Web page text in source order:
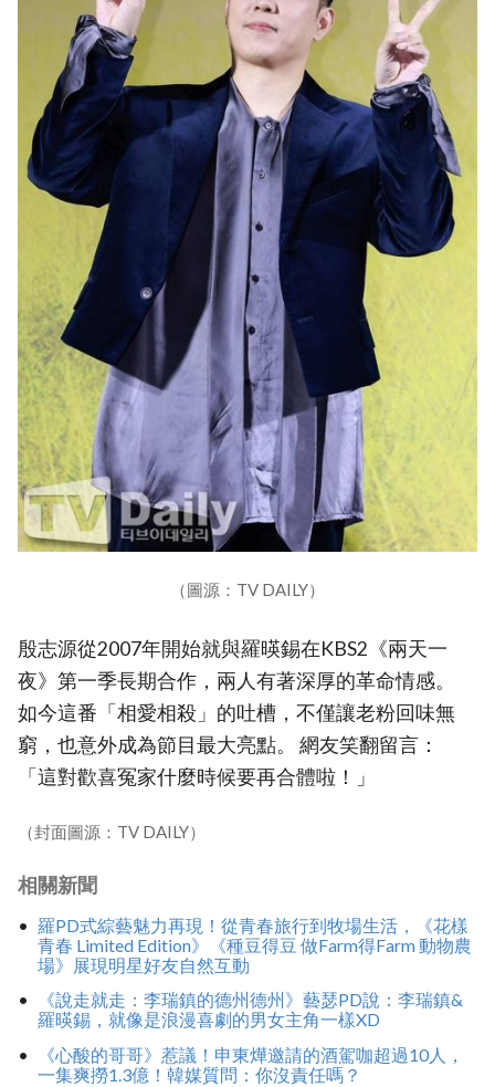
（圖源：TV DAILY）
殷志源從2007年開始就與羅暎錫在KBS2《兩天一
夜》第一季長期合作，兩人有著深厚的革命情感。
如今這番「相愛相殺」的吐槽，不僅讓老粉回味無
窮，也意外成為節目最大亮點。 網友笑翻留言：
「這對歡喜冤家什麼時候要再合體啦！」
（封面圖源：TV DAILY）
相關新聞
羅PD式綜藝魅力再現！從青春旅行到牧場生活，《花樣
青春 Limited Edition》《種豆得豆 做Farm得Farm 動物農
場》展現明星好友自然互動
《說走就走：李瑞鎮的德州德州》藝瑟PD說：李瑞鎮&
羅暎錫，就像是浪漫喜劇的男女主角一樣XD
《心酸的哥哥》惹議！申東燁邀請的酒駕咖超過10人，
一集爽撈1.3億！韓媒質問：你沒責任嗎？